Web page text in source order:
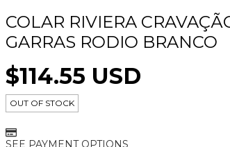
COLAR RIVIERA
GARRAS RODIO BRANCO
$114.55 USD
OUT OF STOCK
SEE PAYMENT OPTIONS